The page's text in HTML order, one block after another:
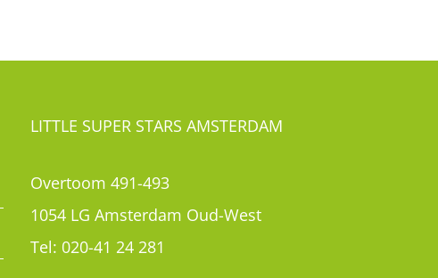
LITTLE SUPER STARS AMSTERDAM
Overtoom 491-493
1054 LG Amsterdam Oud-West
Tel: 020-41 24 281